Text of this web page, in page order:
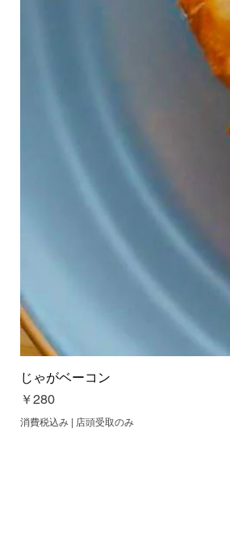
じゃがベーコン
価格
￥280
消費税込み 店頭受取のみ